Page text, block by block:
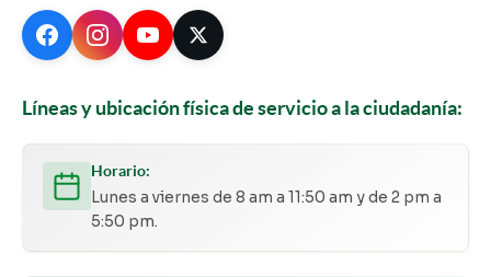
Líneas y ubicación física de servicio a la ciudadanía:
Horario:
Lunes a viernes de 8 am a 11:50 am y de 2 pm a
5:50 pm.